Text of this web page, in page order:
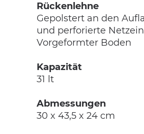
Rückenlehne
Gepolstert an den
und perforierte
Vorgeformter Boden
Kapazität
31 lt
Abmessungen
30 x 43,5 x 24 cm